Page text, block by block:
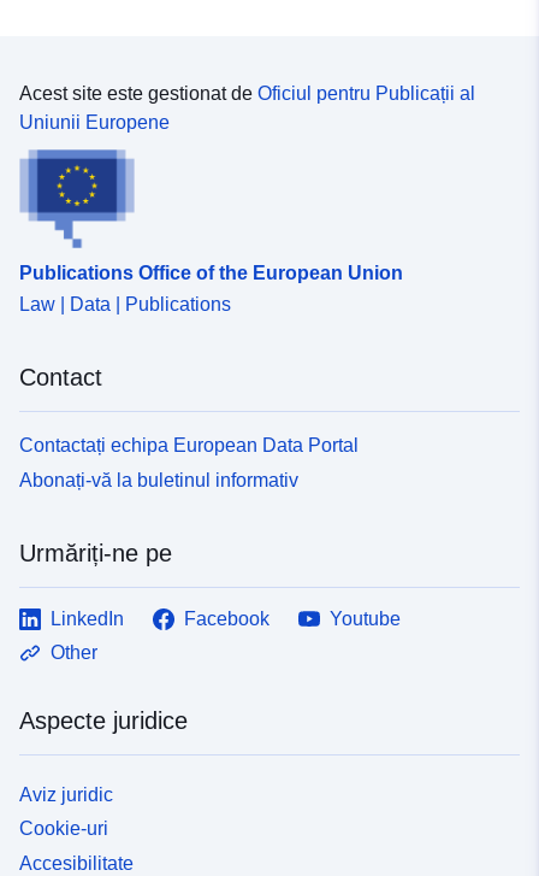
Acest site este gestionat de Oficiul pentru Publicații al
Uniunii Europene
Publications Office of the European Union
Law | Data | Publications
Contact
Contactați echipa European Data Portal
Abonați-vă la buletinul informativ
Urmăriți-ne pe
LinkedIn Facebook
Youtube
Other
Aspecte juridice
Aviz juridic
Cookie-uri
Accesibilitate